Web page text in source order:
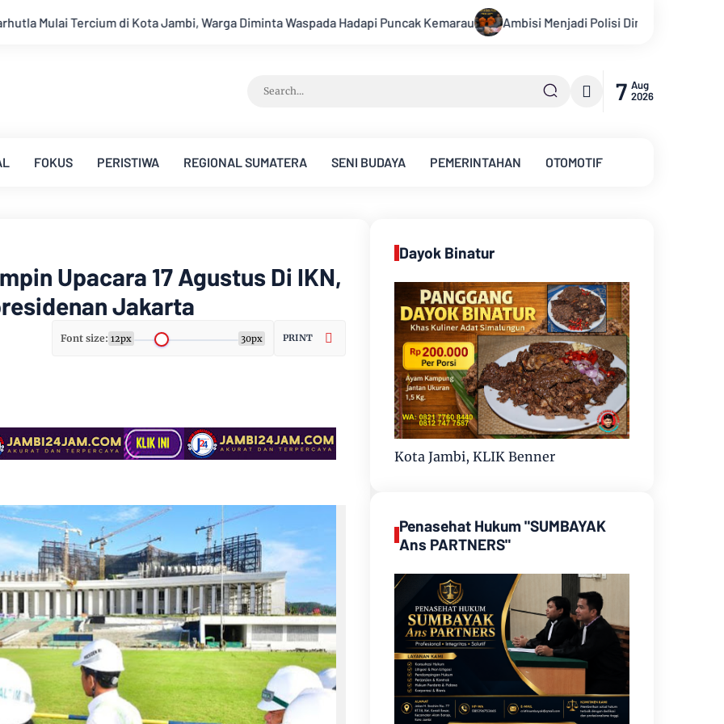
Diminta Waspada Hadapi Puncak Kemarau Ambisi Menjadi Polisi Dimanfaatkan Oknum, Dua Anggota Polda Jambi
7 Aug
2026
FOKUS PERISTIWA REGIONAL SUMATERA SENI BUDAYA PEMERINTAHAN OTOMOTIF
Upacara 17 Agustus Di IKN,
Jakarta
Font size: 12px 30px PRINT
Dayok Binatur
Kota Jambi, KLIK Benner
Penasehat Hukum "SUMBAYAK
Ans PARTNERS"